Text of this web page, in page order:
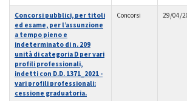
Concorsi pubblici, per titoli
ed esame, per l’assunzione
a tempo pieno e
indeterminato di n. 209
unità di categoria D per vari
profili professionali,
indetti con D.D. 1371_2021 -
vari profili professionali:
cessione graduatoria.
Concorsi 29/04/